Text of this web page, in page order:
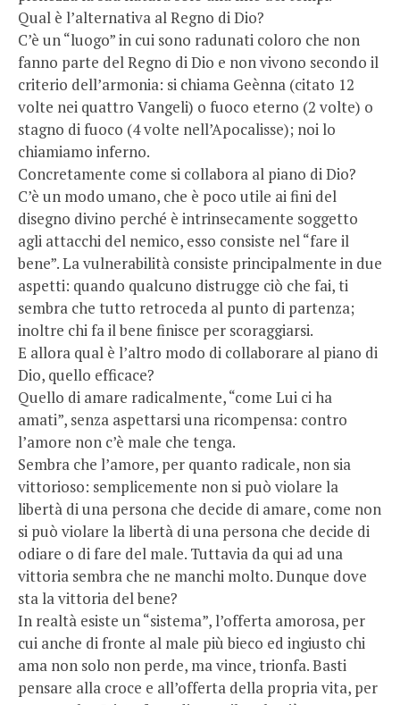
Qual è l’alternativa al Regno di Dio?
C’è un “luogo” in cui sono radunati coloro che non
fanno parte del Regno di Dio e non vivono secondo il
criterio dell’armonia: si chiama Geènna (citato 12
volte nei quattro Vangeli) o fuoco eterno (2 volte) o
stagno di fuoco (4 volte nell’Apocalisse); noi lo
chiamiamo inferno.
Concretamente come si collabora al piano di Dio?
C’è un modo umano, che è poco utile ai fini del
disegno divino perché è intrinsecamente soggetto
agli attacchi del nemico, esso consiste nel “fare il
bene”. La vulnerabilità consiste principalmente in due
aspetti: quando qualcuno distrugge ciò che fai, ti
sembra che tutto retroceda al punto di partenza;
inoltre chi fa il bene finisce per scoraggiarsi.
E allora qual è l’altro modo di collaborare al piano di
Dio, quello efficace?
Quello di amare radicalmente, “come Lui ci ha
amati”, senza aspettarsi una ricompensa: contro
l’amore non c’è male che tenga.
Sembra che l’amore, per quanto radicale, non sia
vittorioso: semplicemente non si può violare la
libertà di una persona che decide di amare, come non
si può violare la libertà di una persona che decide di
odiare o di fare del male. Tuttavia da qui ad una
vittoria sembra che ne manchi molto. Dunque dove
sta la vittoria del bene?
In realtà esiste un “sistema”, l’offerta amorosa, per
cui anche di fronte al male più bieco ed ingiusto chi
ama non solo non perde, ma vince, trionfa. Basti
pensare alla croce e all’offerta della propria vita, per